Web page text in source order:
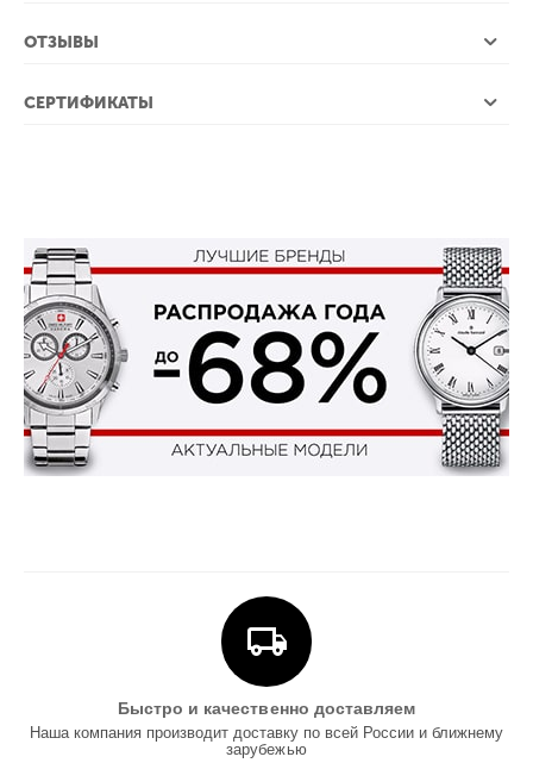
ОТЗЫВЫ
СЕРТИФИКАТЫ
Быстро и качественно доставляем
Наша компания производит доставку по всей России и ближнему
зарубежью